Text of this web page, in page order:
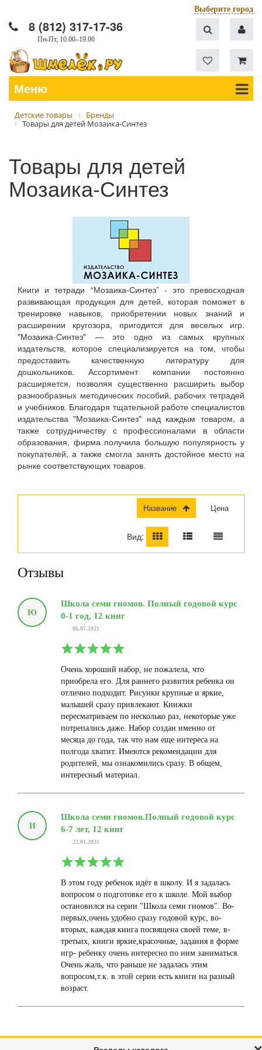
Выберите город
8 (812) 317-17-36
Пн-Пт, 10.00–19.00
Меню
Детские товары
Бренды
Товары для детей Мозаика-Синтез
Товары для детей
Мозаика-Синтез
Книги и тетради “Мозаика-Синтез” - это превосходная
развивающая продукция для детей, которая поможет в
тренировке навыков, приобретении новых знаний и
расширении кругозора, пригодится для веселых игр.
"Мозаика-Синтез" — это одно из самых крупных
издательств, которое специализируется на том, чтобы
предоставить качественную литературу для
дошкольников. Ассортимент компании постоянно
расширяется, позволяя существенно расширить выбор
разнообразных методических пособий, рабочих тетрадей
и учебников. Благодаря тщательной работе специалистов
издательства "Мозаика-Синтез" над каждым товаром, а
также сотрудничеству с профессионалами в области
образования, фирма получила большую популярность у
покупателей, а также смогла занять достойное место на
рынке соответствующих товаров.
Название Цена
Вид:
Отзывы
Ю
Школа семи гномов. Полный годовой курс
0-1 год, 12 книг
06.07.2021
Очень хороший набор, не пожалела, что
приобрела его. Для раннего развития ребенка он
отлично подходит. Рисунки крупные и яркие,
малышей сразу привлекают. Книжки
пересматриваем по несколько раз, некоторые уже
потрепались даже. Набор создан именно от
месяца до года, так что нам еще интереса на
полгода хватит. Имеются рекомендации для
родителей, мы ознакомились сразу. В общем,
интересный материал.
И
Школа семи гномов.Полный годовой курс
6-7 лет, 12 книг
22.01.2021
В этом году ребенок идёт в школу. И я задалась
вопросом о подготовке его к школе. Мой выбор
остановился на серии "Школа семи гномов". Во-
первых,очень удобно сразу годовой курс, во-
вторых, каждая книга посвящена своей теме, в-
третьих, книги яркие,красочные, задания в форме
игр- ребенку очень интересно по ним заниматься.
Очень жаль, что раньше не задалась этим
вопросом,т.к. в этой серии есть книги на разный
возраст.